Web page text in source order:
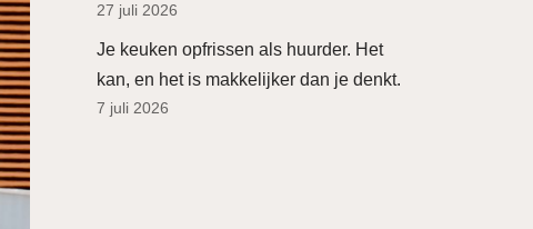
27 juli 2026
Je keuken opfrissen als huurder. Het
kan, en het is makkelijker dan je denkt.
7 juli 2026